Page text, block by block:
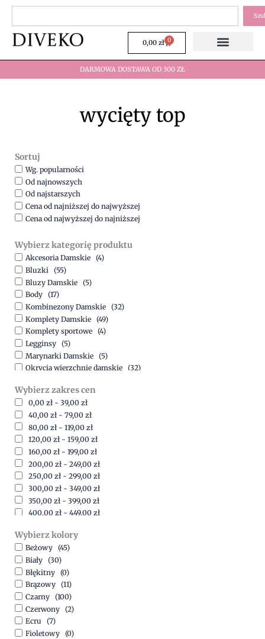
Przejdź
treści
0,00 zł 0
Wózek
DARMOWA DOSTAWA OD 300 ZŁ
wycięty top
Sortuj
Wg. popularności
Od najnowszych
Od najstarszych
Cena od najniższej do najwyższej
Cena od najwyższej do najniższej
Wybierz kategorię produktu
Akcesoria Damskie (4)
Bluzki (55)
Bluzy Damskie (5)
Body (17)
Kombinezony Damskie (32)
Komplety Damskie (49)
Komplety sportowe (4)
Legginsy (5)
Marynarki Damskie (5)
Okrycia wierzchnie damskie (32)
Spodnie (15)
Sukienki (41)
Swetry Damskie (19)
Szorty (7)
Wybierz zakres cen
0,00 zł - 39,00 zł
40,00 zł - 79,00 zł
80,00 zł - 119,00 zł
120,00 zł - 159,00 zł
160,00 zł - 199,00 zł
200,00 zł - 249,00 zł
250,00 zł - 299,00 zł
300,00 zł - 349,00 zł
350,00 zł - 399,00 zł
400,00 zł - 449,00 zł
500,00zł-1500,00
Wybierz kolory
Beżowy (45)
Biały (30)
Błękitny (0)
Brązowy (11)
Czarny (100)
Czerwony (2)
Ecru
(7)
Fioletowy (0)